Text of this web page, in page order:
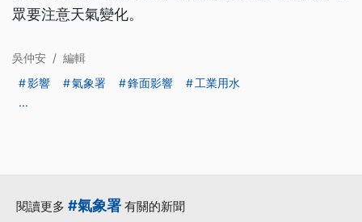
眾要注意天氣變化。
吳仲安 / 編輯
影響
氣象署 鋒面影響
工業用水
...
閱讀更多 #氣象署 有關的新聞